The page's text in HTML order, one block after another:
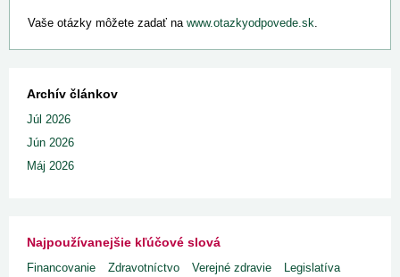
Vaše otázky môžete zadať na www.otazkyodpovede.sk.
Archív článkov
Júl 2026
Jún 2026
Máj 2026
Najpoužívanejšie kľúčové slová
Financovanie Zdravotníctvo Verejné zdravie
Legislatíva